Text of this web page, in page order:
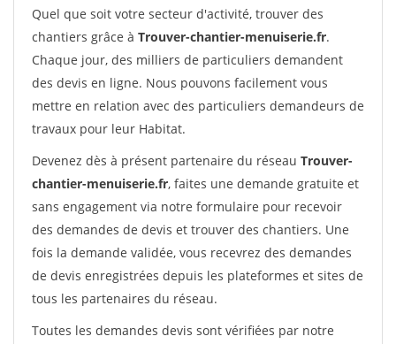
Quel que soit votre secteur d'activité, trouver des
chantiers grâce à Trouver-chantier-menuiserie.fr.
Chaque jour, des milliers de particuliers demandent
des devis en ligne. Nous pouvons facilement vous
mettre en relation avec des particuliers demandeurs de
travaux pour leur Habitat.
Devenez dès à présent partenaire du réseau Trouver-
chantier-menuiserie.fr, faites une demande gratuite et
sans engagement via notre formulaire pour recevoir
des demandes de devis et trouver des chantiers. Une
fois la demande validée, vous recevrez des demandes
de devis enregistrées depuis les plateformes et sites de
tous les partenaires du réseau.
Toutes les demandes devis sont vérifiées par notre